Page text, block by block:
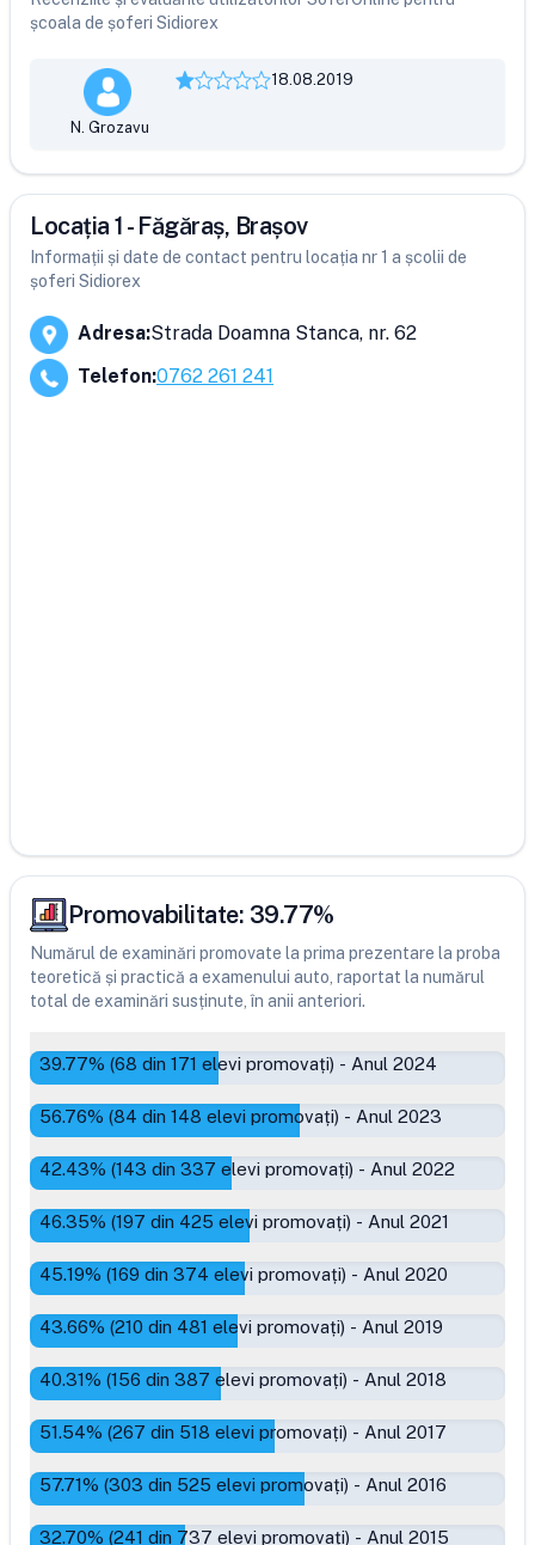
școala de șoferi Sidiorex
N. Grozavu
18.08.2019
Locația 1 - Făgăraș, Brașov
Informații și date de contact pentru locația nr 1 a școlii de
șoferi Sidiorex
Adresa:Strada Doamna Stanca, nr. 62
Telefon:0762 261 241
Promovabilitate: 39.77%
Numărul de examinări promovate la prima prezentare la proba
teoretică și practică a examenului auto, raportat la numărul
total de examinări susținute, în anii anteriori.
39.77% (68 din 171 elevi promovați) - Anul 2024
56.76% (84 din 148 elevi promovați) - Anul 2023
42.43% (143 din 337 elevi promovați) - Anul 2022
46.35% (197 din 425 elevi promovați) - Anul 2021
45.19% (169 din 374 elevi promovați) - Anul 2020
43.66% (210 din 481 elevi promovați) - Anul 2019
40.31% (156 din 387 elevi promovați) - Anul 2018
51.54% (267 din 518 elevi promovați) - Anul 2017
57.71% (303 din 525 elevi promovați) - Anul 2016
32.70% (241 din 737 elevi promovați) - Anul 2015